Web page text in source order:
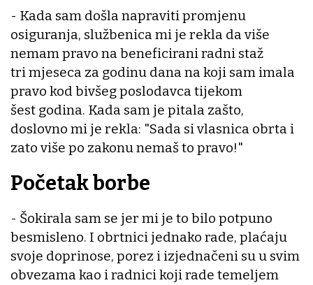
- Kada sam došla napraviti promjenu
osiguranja, službenica mi je rekla da više
nemam pravo na beneficirani radni staž
tri mjeseca za godinu dana na koji sam imala
pravo kod bivšeg poslodavca tijekom
šest godina. Kada sam je pitala zašto,
doslovno mi je rekla: "Sada si vlasnica obrta i
zato više po zakonu nemaš to pravo!"
Početak borbe
- Šokirala sam se jer mi je to bilo potpuno
besmisleno. I obrtnici jednako rade, plaćaju
svoje doprinose, porez i izjednačeni su u svim
obvezama kao i radnici koji rade temeljem